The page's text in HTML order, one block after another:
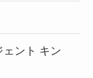
ント キン